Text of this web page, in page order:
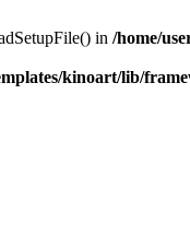
in /home/
kinoart/lib/